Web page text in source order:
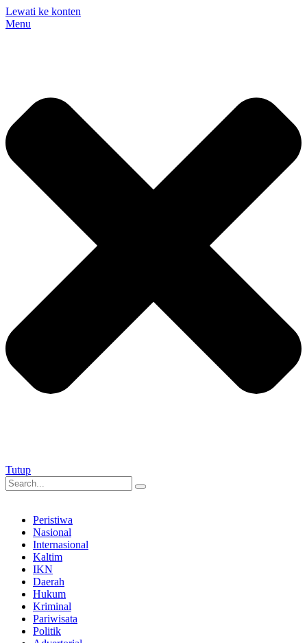
Lewati ke konten
Menu
Tutup
Peristiwa
Nasional
Internasional
Kaltim
IKN
Daerah
Hukum
Kriminal
Pariwisata
Politik